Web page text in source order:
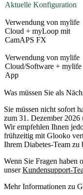
Aktuelle Konfiguration
Verwendung von mylife
Cloud + myLoop mit
CamAPS FX
Verwendung von mylife
Cloud/Software + mylife
App
Was müssen Sie als
Sie müssen nicht sofort
zum 31. Dezember 2026
Wir empfehlen Ihnen
frühzeitig mit Glooko
Ihrem Diabetes-Team zu
Wenn Sie Fragen haben
unserKundensupport-
Mehr Informationen zu